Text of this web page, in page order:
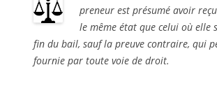
preneur est présumé avoir
le même état que celui où elle
fin du bail, sauf la preuve contraire, qui
fournie par toute voie de droit.